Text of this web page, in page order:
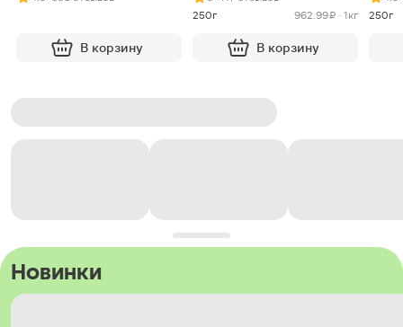
В корзину
250г
962.99 ₽ · 1кг
В корзину
250г
Новинки